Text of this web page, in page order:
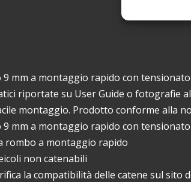
9 mm a montaggio rapido con
riportate su User Guide o fotografie
montaggio. Prodotto conforme alla
9 mm a montaggio rapido con
rombo a montaggio rapido
non catenabili
la compatibilità delle catene sul